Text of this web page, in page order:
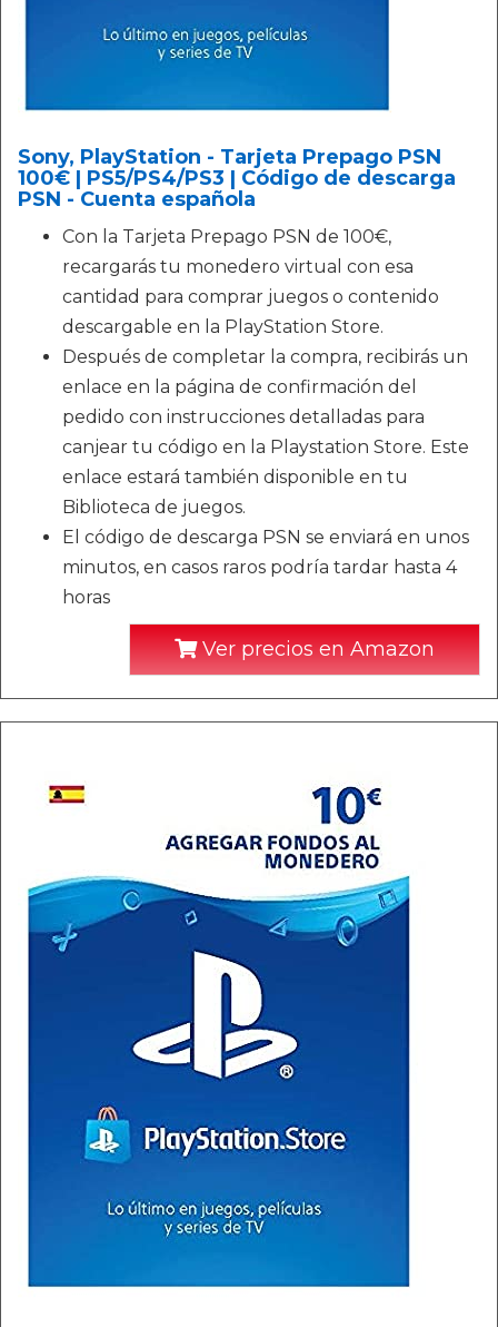
Sony, PlayStation - Tarjeta Prepago PSN
100€ | PS5/PS4/PS3 | Código de descarga
PSN - Cuenta española
Con la Tarjeta Prepago PSN de 100€,
recargarás tu monedero virtual con esa
cantidad para comprar juegos o contenido
descargable en la PlayStation Store.
Después de completar la compra, recibirás un
enlace en la página de confirmación del
pedido con instrucciones detalladas para
canjear tu código en la Playstation Store. Este
enlace estará también disponible en tu
Biblioteca de juegos.
El código de descarga PSN se enviará en unos
minutos, en casos raros podría tardar hasta 4
horas
Ver precios en Amazon